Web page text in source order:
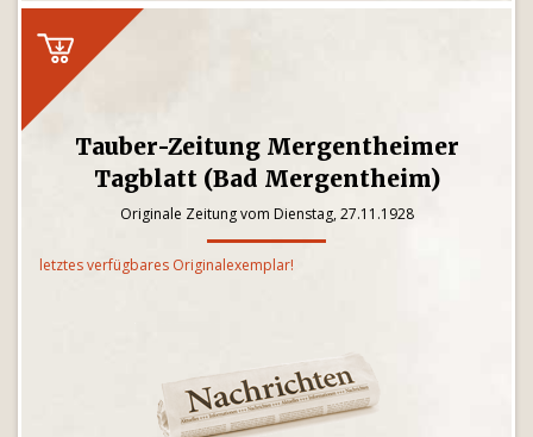
Tauber-Zeitung Mergentheimer
Tagblatt (Bad Mergentheim)
Originale Zeitung vom Dienstag, 27.11.1928
letztes verfügbares Originalexemplar!